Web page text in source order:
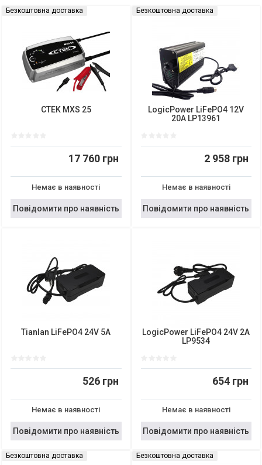
Безкоштовна доставка
CTEK MXS 25
17 760 грн
Немає в наявності
Повідомити про наявність
Безкоштовна доставка
LogicPower LiFePO4 12V
20A LP13961
2 958 грн
Немає в наявності
Повідомити про наявність
Tianlan LiFePO4 24V 5A
526 грн
Немає в наявності
Повідомити про наявність
LogicPower LiFePO4 24V 2A
LP9534
654 грн
Немає в наявності
Повідомити про наявність
Безкоштовна доставка Безкоштовна доставка